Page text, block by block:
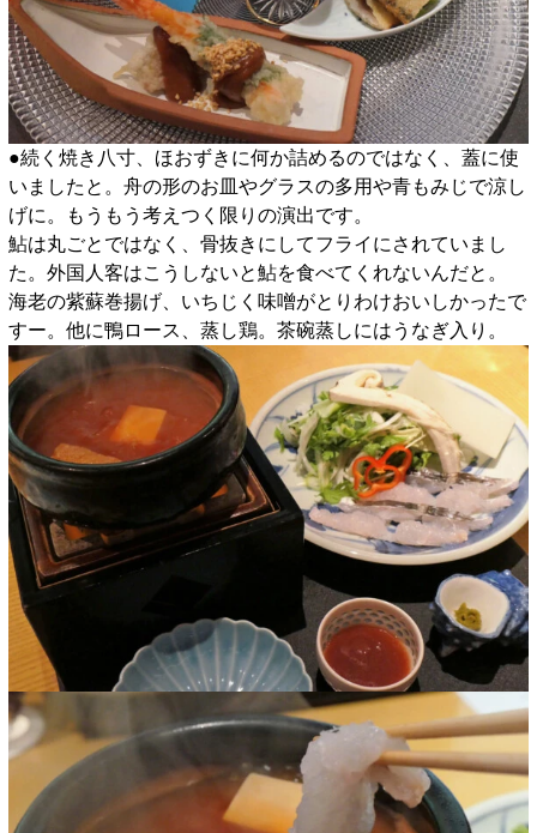
●続く焼き八寸、ほおずきに何か詰めるのではなく、蓋に使
いましたと。舟の形のお皿やグラスの多用や青もみじで涼し
げに。もうもう考えつく限りの演出です。
鮎は丸ごとではなく、骨抜きにしてフライにされていまし
た。外国人客はこうしないと鮎を食べてくれないんだと。
海老の紫蘇巻揚げ、いちじく味噌がとりわけおいしかったで
すー。他に鴨ロース、蒸し鶏。茶碗蒸しにはうなぎ入り。